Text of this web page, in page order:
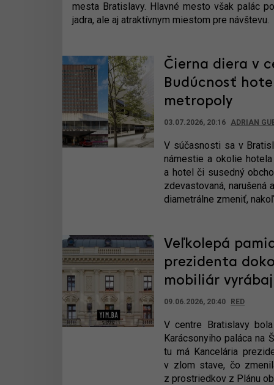
mesta Bratislavy. Hlavné mesto však palác
jadra, ale aj atraktívnym miestom pre návštevu.
Čierna diera v
Budúcnosť
metropoly
03.07.2026, 20:16 ADRIAN
V súčasnosti sa v
námestie a okolie
a hotel či susedný
zdevastovaná, narušená
diametrálne zmeniť,
Veľkolepá
prezidenta
mobiliár
09.06.2026, 20:40 RED
V centre Bratislavy
Karácsonyiho paláca na
tu má Kancelária
v zlom stave, čo
z prostriedkov z Plánu